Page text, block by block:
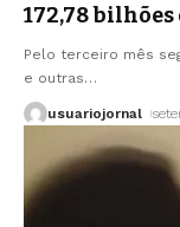
172,78 bilhões
Pelo terceiro mês
e outras…
usuariojornal